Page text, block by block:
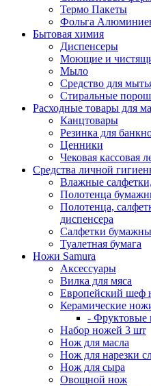
Термо Пакеты
Фольга
Бытовая химия
Диспенсеры
Моющие и
Мыло
Средство для
Стиральные
Расходные товары для
Канцтовары
Резинка для
Ценники
Чековая кассовая
Средства личной
Влажные
Полотенца
Полотенца,
диспенсера
Салфетки
Туалетная бумага
Ножи Samura
Аксессуары
Вилка для мяса
Европейский шеф
Керамические
- Фруктовые
Набор ножей 3 шт
Нож для масла
Нож для нарезки
Нож для сыра
Овощной нож